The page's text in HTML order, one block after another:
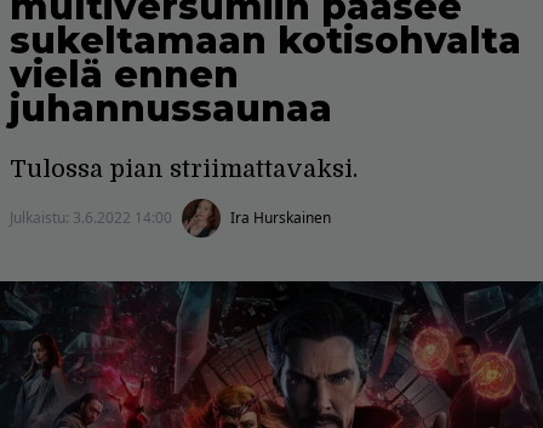
sukeltamaan kotisohvalta
vielä ennen
juhannussaunaa
Tulossa pian striimattavaksi.
Julkaistu: 3.6.2022 14:00 Ira Hurskainen